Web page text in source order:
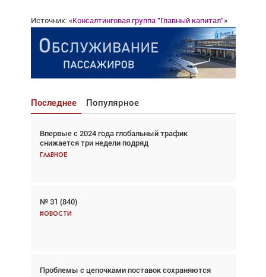
Источник: «Консалтинговая группа "Главный капитал"»
Последнее Популярное
Впервые с 2024 года глобальный трафик
снижается три недели подряд
Главное
№ 31 (840)
Новости
Проблемы с цепочками поставок сохраняются
Взгляд с высоты: тандем вертолётов и БПЛА в
спасательных операциях
Главное
Авиационный фотограф Дэйв Кох: «Фотография
говорит сама за себя... а ИИ всё портит»
Впервые с 2024 года глобальный трафик